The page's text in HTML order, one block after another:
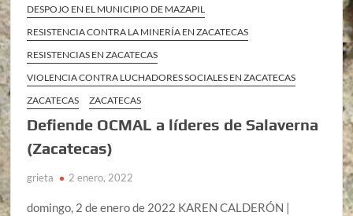
DESPOJO EN EL MUNICIPIO DE MAZAPIL
RESISTENCIA CONTRA LA MINERÍA EN ZACATECAS
RESISTENCIAS EN ZACATECAS
VIOLENCIA CONTRA LUCHADORES SOCIALES EN ZACATECAS
ZACATECAS
ZACATECAS
Defiende OCMAL a líderes de Salaverna
(Zacatecas)
grieta 2 enero, 2022
domingo, 2 de enero de 2022 KAREN CALDERÓN |